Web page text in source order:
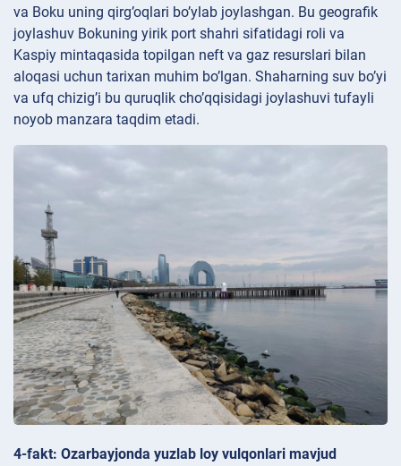
va Boku uning qirg’oqlari bo’ylab joylashgan. Bu geografik
joylashuv Bokuning yirik port shahri sifatidagi roli va
Kaspiy mintaqasida topilgan neft va gaz resurslari bilan
aloqasi uchun tarixan muhim bo’lgan. Shaharning suv bo’yi
va ufq chizig’i bu quruqlik cho’qqisidagi joylashuvi tufayli
noyob manzara taqdim etadi.
4-fakt: Ozarbayjonda yuzlab loy vulqonlari mavjud